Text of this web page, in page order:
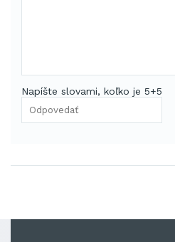
Napíšte slovami, koľko je 5+5